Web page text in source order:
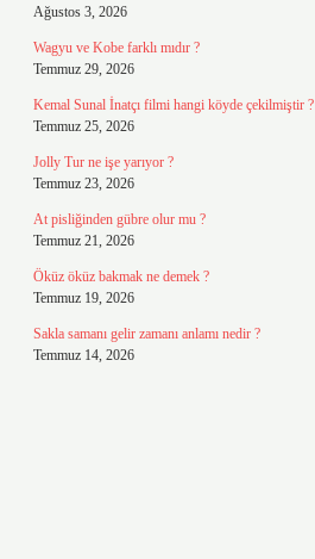
Ağustos 3, 2026
Wagyu ve Kobe farklı mıdır ?
Temmuz 29, 2026
Kemal Sunal İnatçı filmi hangi köyde çekilmiştir ?
Temmuz 25, 2026
Jolly Tur ne işe yarıyor ?
Temmuz 23, 2026
At pisliğinden gübre olur mu ?
Temmuz 21, 2026
Öküz öküz bakmak ne demek ?
Temmuz 19, 2026
Sakla samanı gelir zamanı anlamı nedir ?
Temmuz 14, 2026